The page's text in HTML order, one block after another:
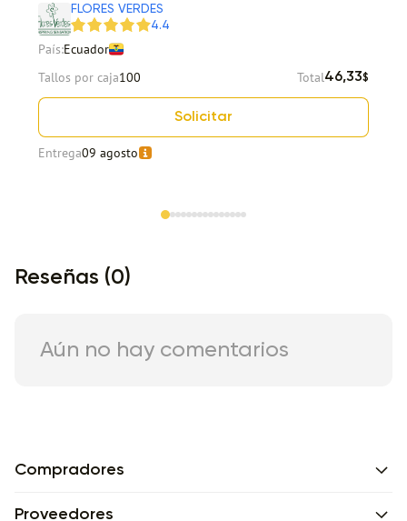
FLORES VERDES
4.4
País:Ecuador
Tallos por caja100 Total46,33$
Solicitar
Entrega09 agosto
Reseñas (0)
Aún no hay comentarios
Compradores
Proveedores